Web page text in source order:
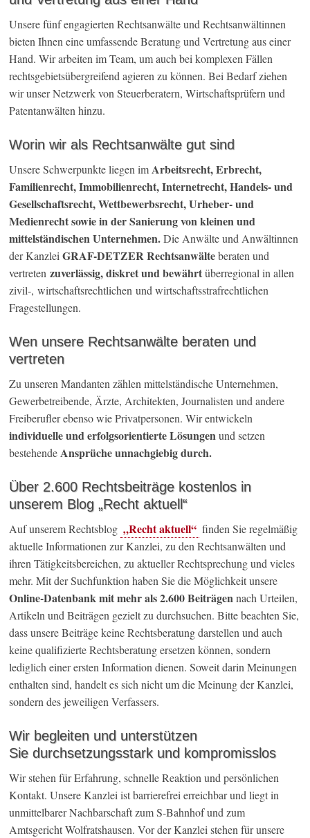
Unsere fünf engagierten Rechtsanwälte und Rechtsanwältinnen
bieten Ihnen eine umfassende Beratung und Vertretung aus einer
Hand. Wir arbeiten im Team, um auch bei komplexen Fällen
rechtsgebietsübergreifend agieren zu können. Bei Bedarf ziehen
wir unser Netzwerk von Steuerberatern, Wirtschaftsprüfern und
Patentanwälten hinzu.
Worin wir als Rechtsanwälte gut sind
Unsere Schwerpunkte liegen im Arbeitsrecht, Erbrecht,
Familienrecht, Immobilienrecht, Internetrecht, Handels- und
Gesellschaftsrecht, Wettbewerbsrecht, Urheber- und
Medienrecht sowie in der Sanierung von kleinen und
mittelständischen Unternehmen.Die Anwälte und Anwältinnen
der KanzleiGRAF-DETZER Rechtsanwälteberaten und
vertretenzuverlässig, diskret und bewährtüberregional in allen
zivil-, wirtschaftsrechtlichen und wirtschaftsstrafrechtlichen
Fragestellungen.
Wen unsere Rechtsanwälte beraten und
vertreten
Zu unseren Mandanten zählen mittelständische Unternehmen,
Gewerbetreibende, Ärzte, Architekten, Journalisten und andere
Freiberufler ebenso wie Privatpersonen. Wir entwickeln
individuelle und erfolgsorientierte Lösungenund setzen
bestehende Ansprüche unnachgiebig durch.
Über 2.600 Rechtsbeiträge kostenlos in
unserem Blog „Recht aktuell“
Auf unserem Rechtsblog „Recht aktuell“ finden Sie regelmäßig
aktuelle Informationen zur Kanzlei, zu den Rechtsanwälten und
ihren Tätigkeitsbereichen, zu aktueller Rechtsprechung und vieles
mehr. Mit der Suchfunktion haben Sie die Möglichkeit unsere
Online-Datenbank mit mehr als 2.600 Beiträgennach Urteilen,
Artikeln und Beiträgen gezielt zu durchsuchen. Bitte beachten Sie,
dass unsere Beiträge keine Rechtsberatung darstellen und auch
keine qualifizierte Rechtsberatung ersetzen können, sondern
lediglich einer ersten Information dienen. Soweit darin Meinungen
enthalten sind, handelt es sich nicht um die Meinung der Kanzlei,
sondern des jeweiligen Verfassers.
Wir begleiten und unterstützen
Sie durchsetzungsstark und kompromisslos
Wir stehen für Erfahrung, schnelle Reaktion und persönlichen
Kontakt. Unsere Kanzlei ist barrierefrei erreichbar und liegt in
unmittelbarer Nachbarschaft zum S-Bahnhof und zum
Amtsgericht Wolfratshausen. Vor der Kanzlei stehen für unsere